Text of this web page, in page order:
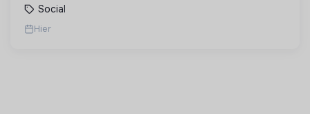
Social
Hier